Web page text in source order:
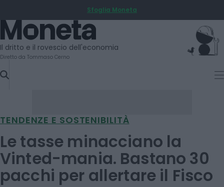
TO
CONTENT
Sfoglia Moneta
Moneta
Il dritto e il rovescio dell'economia
Diretto da Tommaso Cerno
TENDENZE E SOSTENIBILITÀ
Le tasse minacciano la
Vinted-mania. Bastano 30
pacchi per allertare il Fisco